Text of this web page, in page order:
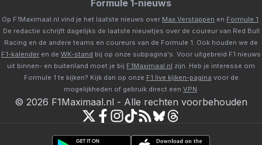
Formule 1-nieuws
Op F1Maximaal.nl vind je het laatste nieuws over Max Verstappen en Formule 1
De redactie schrijft dagelijks de laatste nieuwtjes over de coureur van Red Bull
Racing en de andere teams en coureurs van de Formule 1. Ook houden we de
F1-kalender en de WK-stand bij op onze subpagina's. Voor uitgebreid F1 nieuws
uit binnen- en buitenland moet je bij F1Maximaal.nl zijn. Heb je interesse om
Formule 1 te kijken? Kijk dan op onze F1 live kijken-pagina voor de
mogelijkheden of gebruik direct een VPN
© 2026 F1Maximaal.nl - Alle rechten voorbehouden